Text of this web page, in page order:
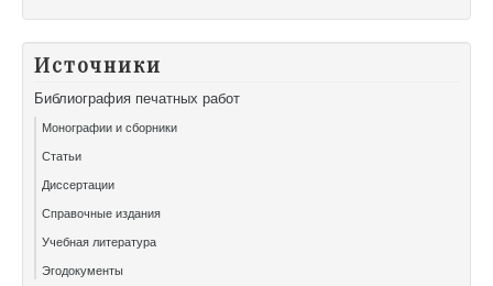
Источники
Библиография печатных работ
Монографии и сборники
Статьи
Диссертации
Справочные издания
Учебная литература
Эгодокументы